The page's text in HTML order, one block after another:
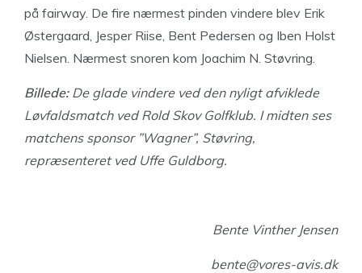
på fairway. De fire nærmest pinden vindere blev Erik
Østergaard, Jesper Riise, Bent Pedersen og Iben Holst
Nielsen. Nærmest snoren kom Joachim N. Støvring.
Billede: De glade vindere ved den nyligt afviklede
Løvfaldsmatch ved Rold Skov Golfklub. I midten ses
matchens sponsor ”Wagner”, Støvring,
repræsenteret ved Uffe Guldborg.
Bente Vinther Jensen
bente@vores-avis.dk